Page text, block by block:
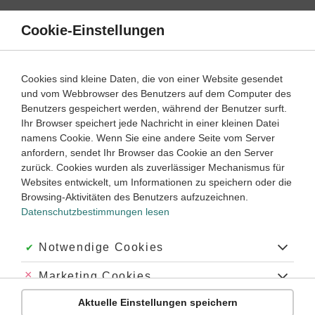
Direkt
Inhalt
Geschichte 5. Klasse ‐ Abitur
Vasall
Vasall,der Lehnsmann im mittelalterlichenLehnswesen, der
sich freiwillig in den Dienst eines Lehnsherrn stellte, dessen
Schutz er dadurch genoss. Auch ein Fürst konnte ein Vasall
sein. Es wird unterschieden zwischen Kron- und
erhielten ihr Lehen im System der
direkt
vom König. Zu den Untervasallen zählten Ritter, Äbte,
Dienstmannen und Beamte.
Cookie-Einstellungen
Cookies sind kleine Daten, die von einer Website gesendet
und vom Webbrowser des Benutzers auf dem Computer des
Benutzers gespeichert werden, während der Benutzer surft.
Ihr Browser speichert jede Nachricht in einer kleinen Datei
namens Cookie. Wenn Sie eine andere Seite vom Server
anfordern, sendet Ihr Browser das Cookie an den Server
zurück. Cookies wurden als zuverlässiger Mechanismus für
Websites entwickelt, um Informationen zu speichern oder die
Browsing-Aktivitäten des Benutzers aufzuzeichnen.
Datenschutzbestimmungen lesen
Akzeptiert:
Notwendige Cookies
Abgelehnt:
Marketing Cookies
Abgelehnt:
Personalisierungs-Cookies
Aktuelle Einstellungen speichern